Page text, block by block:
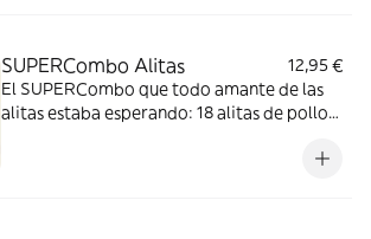
SUPERCombo Alitas
12,95 €
El SUPERCombo que todo amante de las
alitas estaba esperando: 18 alitas de pollo